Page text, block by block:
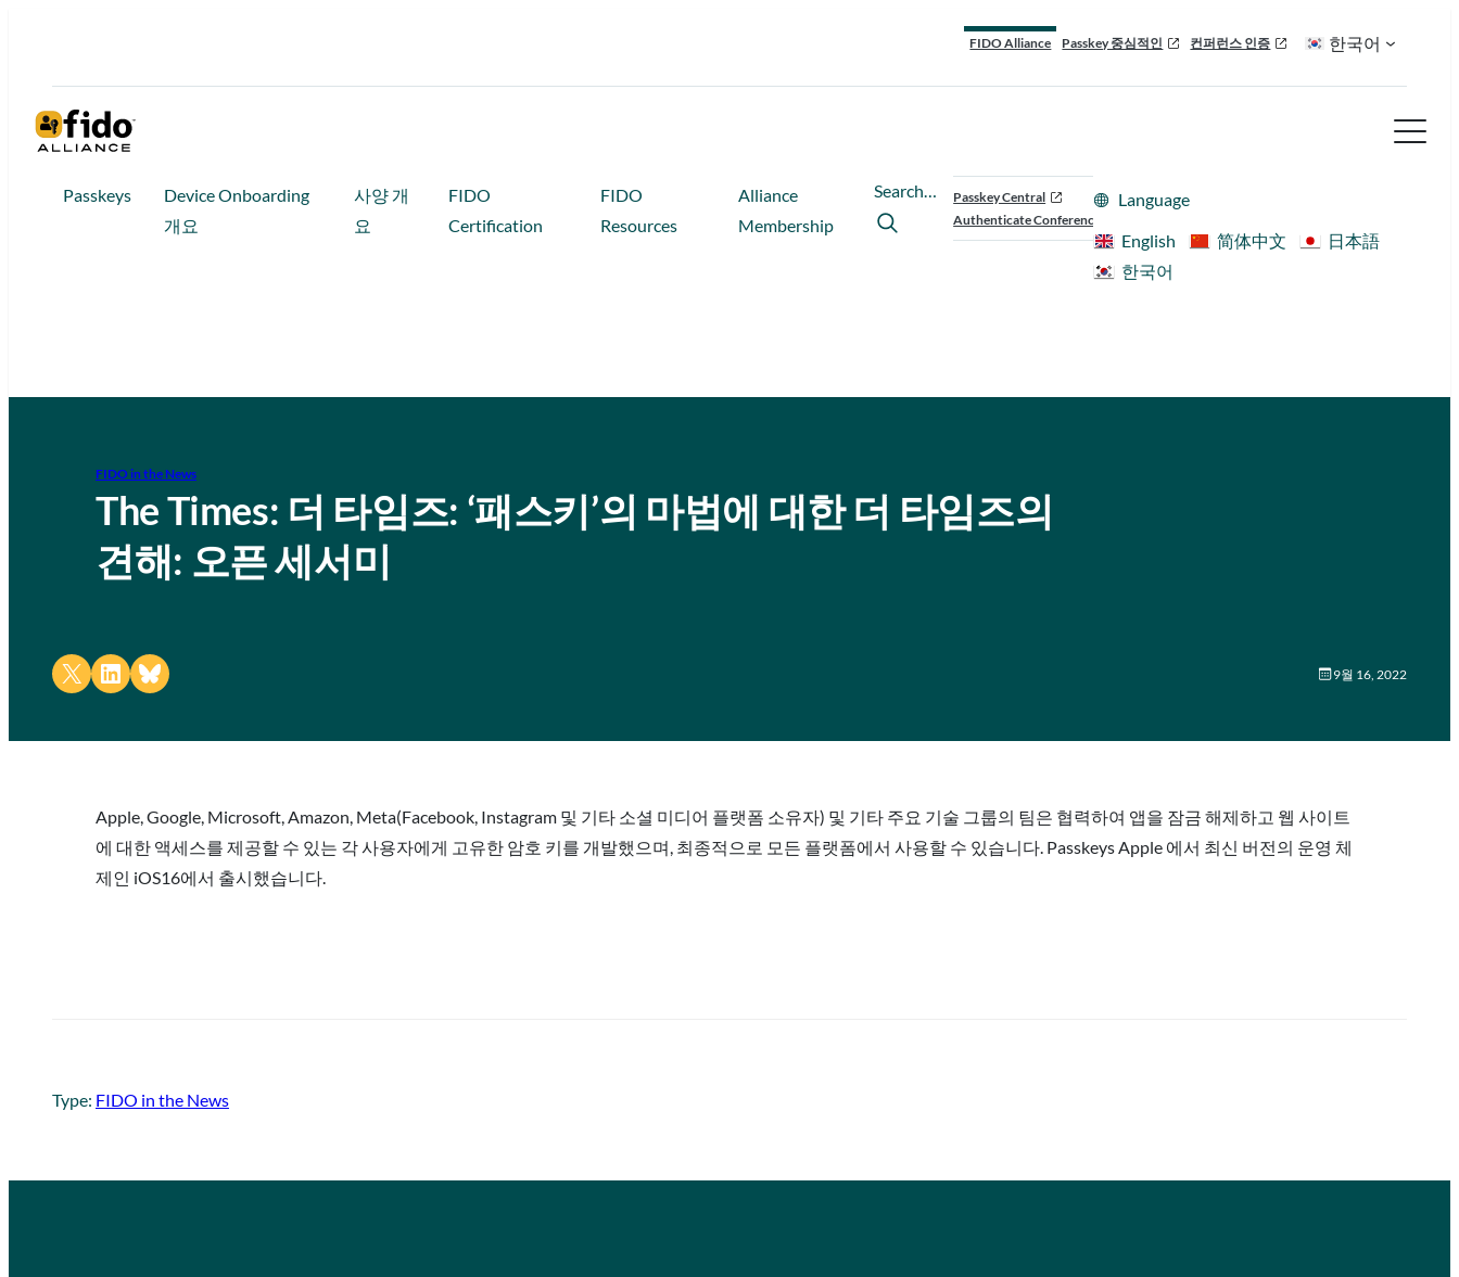
FIDO Alliance Passkey 중심적인 컨퍼런스 인증 한국어
Passkeys
Device Onboarding
개요
사양 개
요
FIDO
Certification
FIDO
Resources
Alliance
Membership
Search…
Passkey Central
Authenticate Conference
Language
English
简体中文
日本語
한국어
FIDO in the News
The Times: 더 타임즈: ‘패스키’의 마법에 대한 더 타임즈의
견해: 오픈 세서미
Share on X Share on LinkedIn
Share on Bluesky 9월 16, 2022
Apple, Google, Microsoft, Amazon, Meta(Facebook, Instagram 및 기타 소셜 미디어 플랫폼 소유자) 및 기타 주요 기술 그룹의 팀은 협력하여 앱을 잠금 해제하고 웹 사이트
에 대한 액세스를 제공할 수 있는 각 사용자에게 고유한 암호 키를 개발했으며, 최종적으로 모든 플랫폼에서 사용할 수 있습니다. Passkeys Apple 에서 최신 버전의 운영 체
제인 iOS16에서 출시했습니다.
Type: FIDO in the News